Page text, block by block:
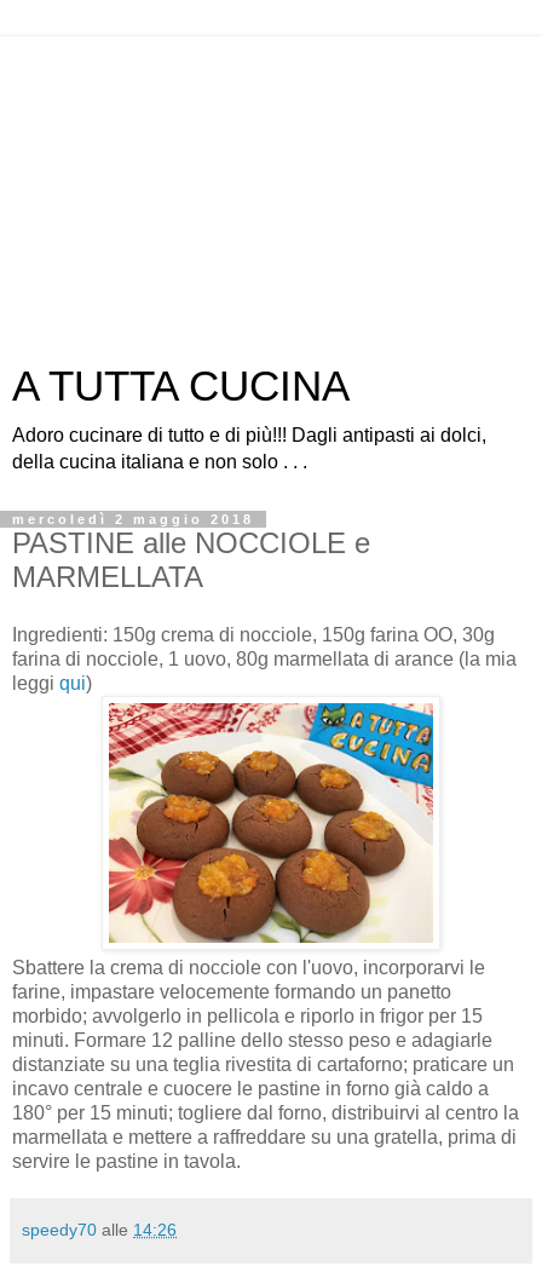
A TUTTA CUCINA
Adoro cucinare di tutto e di più!!! Dagli antipasti ai dolci,
della cucina italiana e non solo . . .
mercoledì 2 maggio 2018
PASTINE alle NOCCIOLE e
MARMELLATA
Ingredienti: 150g crema di nocciole, 150g farina OO, 30g
farina di nocciole, 1 uovo, 80g marmellata di arance (la mia
leggi qui)
Sbattere la crema di nocciole con l'uovo, incorporarvi le
farine, impastare velocemente formando un panetto
morbido; avvolgerlo in pellicola e riporlo in frigor per 15
minuti. Formare 12 palline dello stesso peso e adagiarle
distanziate su una teglia rivestita di cartaforno; praticare un
incavo centrale e cuocere le pastine in forno già caldo a
180° per 15 minuti; togliere dal forno, distribuirvi al centro la
marmellata e mettere a raffreddare su una gratella, prima di
servire le pastine in tavola.
speedy70 alle 14:26